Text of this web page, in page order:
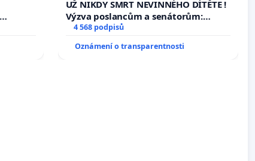
UŽ NIKDY SMRT NEVINNÉHO DÍTĚTE !
Výzva poslancům a senátorům:
Změňte urychleně zákon, aby se
opakovat!
4 568 podpisů
Oznámení o transparentnosti